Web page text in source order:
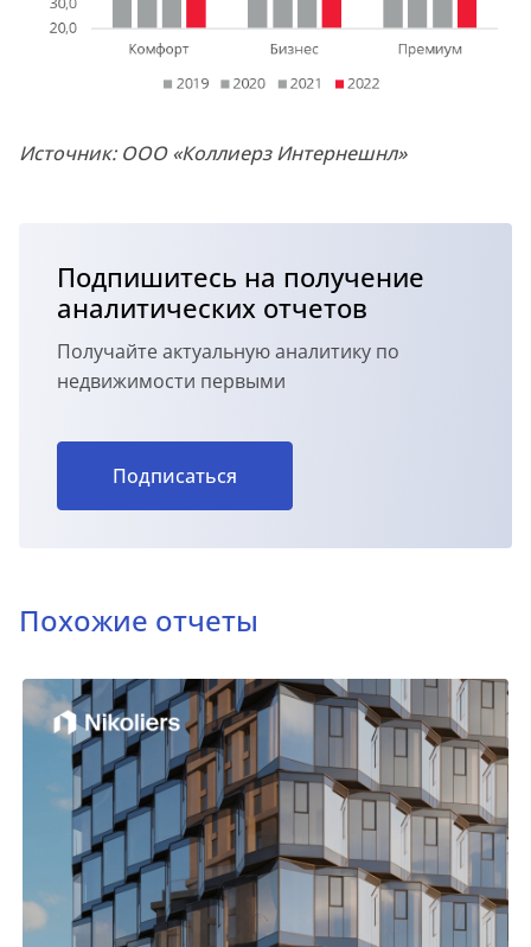
Источник: ООО «Коллиерз Интернешнл»
Подпишитесь на получение
аналитических отчетов
Получайте актуальную аналитику по
недвижимости первыми
Подписаться
Похожие отчеты